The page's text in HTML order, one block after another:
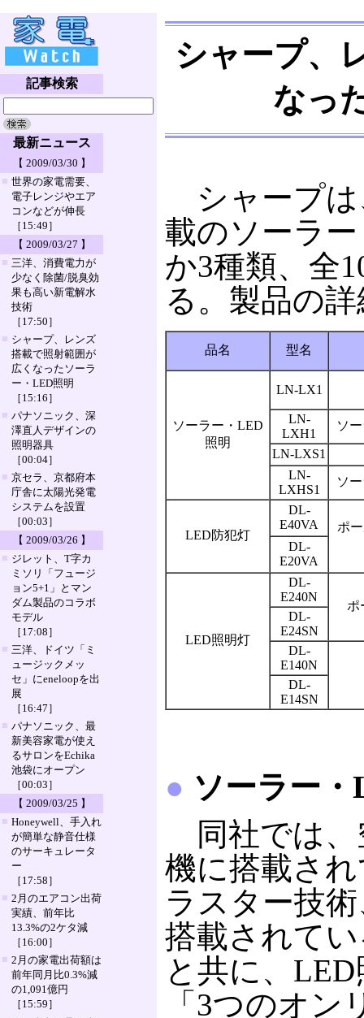
記事検索
最新ニュース
【 2009/03/30 】
■ 世界の家電需要、
電子レンジやエア
コンなどが伸長
［15:49］
【 2009/03/27 】
■ 三洋、消費電力が
少なく除菌/脱臭効
果も高い新電解水
技術
［17:50］
■ シャープ、レンズ
搭載で照射範囲が
広くなったソーラ
ー・LED照明
［15:16］
■ パナソニック、深
澤直人デザインの
照明器具
［00:04］
■ 京セラ、京都府本
庁舎に太陽光発電
システムを設置
［00:03］
【 2009/03/26 】
■ ジレット、T字カ
ミソリ「フュージ
ョン5+1」とマン
ダム製品のコラボ
モデル
［17:08］
■ 三洋、ドイツ「ミ
ュージックメッ
セ」にeneloopを出
展
［16:47］
■ パナソニック、最
新美容家電が使え
るサロンをEchika
池袋にオープン
［00:03］
【 2009/03/25 】
■ Honeywell、手入れ
が簡単な静音仕様
のサーキュレータ
ー
［17:58］
■ 2月のエアコン出荷
実績、前年比
13.3%の2ケタ減
［16:00］
■ 2月の家電出荷額は
前年同月比0.3%減
の1,091億円
［15:59］
シャープ、
なっ
シャープは
載のソーラ
か3種類、全
る。製品の
品名 型名
ソーラー・LED
照明
LN-LX1
LN-
LXH1
ソ
LN-LXS1
LN-
LXHS1
ソ
LED防犯灯
DL-
E40VA
ポ
DL-
E20VA
LED照明灯
DL-
E240N
ポ
DL-
E24SN
DL-
E140N
DL-
E14SN
● ソーラー
同社では、
機に搭載さ
ラスター技
搭載されて
と共に、
「3つのオ